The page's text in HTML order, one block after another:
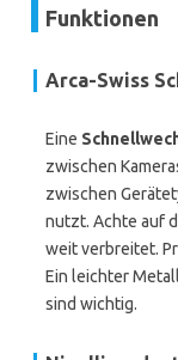
Funktionen
Arca-Swiss
Eine
zwischen
zwischen
nutzt. Achte auf
weit verbreitet.
Ein leichter
sind wichtig.